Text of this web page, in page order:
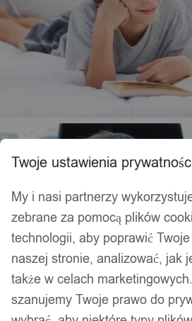
Twoje ustawienia
My i nasi partnerzy
zebrane za pomocą plików
technologii, aby poprawić
naszej stronie, analizować, jak
także w celach
szanujemy Twoje prawo do